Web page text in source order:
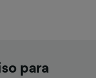
para